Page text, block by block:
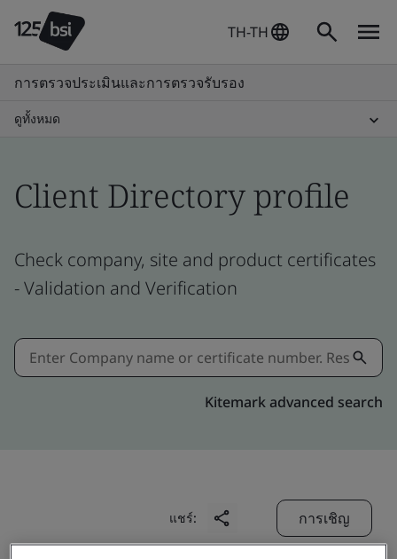
TH-TH
การตรวจประเมินและการตรวจรับรอง
ดูทั้งหมด
Client Directory profile
Check company, site and product certificates
- Validation and Verification
Kitemark advanced search
แชร์: การเชิญ